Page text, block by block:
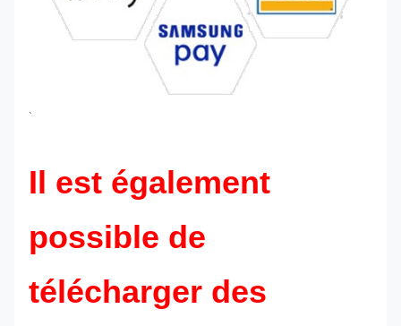
`
Il est également
possible de
télécharger des